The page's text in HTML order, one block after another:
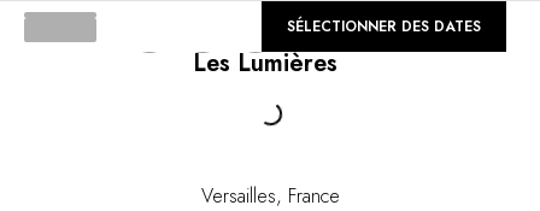
DESTINATIONS
Afrique & Océan Indien
Amérique Centrale & du Sud
GALERIE
Les Lumières
Loading...
Versailles, France
SÉLECTIONNER DES DATES